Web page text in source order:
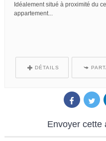
Idéalement situé à proximité du
appartement...
DÉTAILS
Envoyer cette